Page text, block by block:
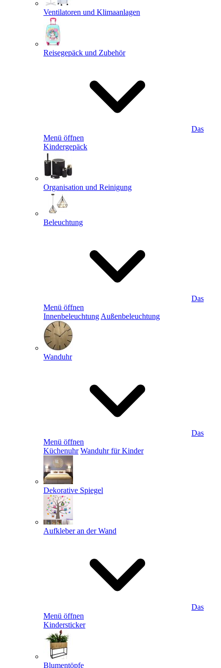
Ventilatoren und Klimaanlagen
Reisegepäck und Zubehör
Das
Menü öffnen
Kindergepäck
Organisation und Reinigung
Beleuchtung
Das
Menü öffnen
Innenbeleuchtung Außenbeleuchtung
Wanduhr
Das
Menü öffnen
Küchenuhr Wanduhr für Kinder
Dekorative Spiegel
Aufkleber an der Wand
Das
Menü öffnen
Kindersticker
Blumentöpfe